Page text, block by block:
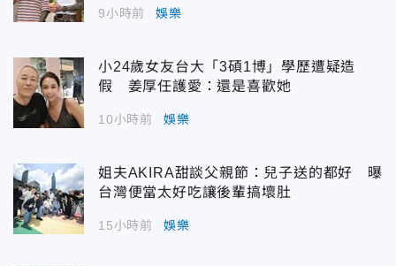
9小時前 娛樂
小24歲女友台大「3碩1博」學歷遭疑造
假 姜厚任護愛：還是喜歡她
10小時前 娛樂
姐夫AKIRA甜談父親節：兒子送的都好 曝
台灣便當太好吃讓後輩搞壞肚
15小時前 娛樂